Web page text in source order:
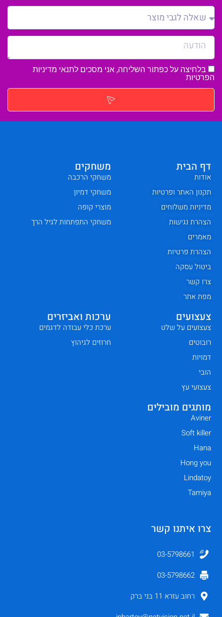
בלחיצה על כפתור השליחה, אני מסכים לתנאי מדיניות
הפרטיות
דף הבית
אודות
תקנון האתר ופרטיות
מדיניות משלוחים
הצהרת נגישות
מאמרים
הצהרת פרטיות
ביטול עסקה
צרו קשר
מפת אתר
משחקים
משחקי הרכבה
משחקי דמיון
מוצרי קופה
משחקי התפתחות לגיל הרך
צעצועים
צעצועים על שלט
רובוטים
דמויות
הובי
צעצועי עץ
ערכות ואביזרים
ערכת כלי עבודה לדגמים
חרוזים לגיהוץ
מותגים מובילים
Aviner
Soft killer
Hana
Hong you
Lindatoy
Tamiya
צרו איתנו קשר
03-5798661
03-5798662
רחוב עזרא 11 בני ברק